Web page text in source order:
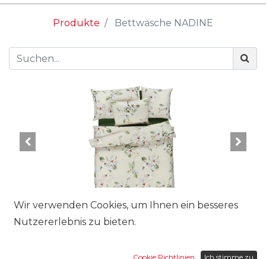
Produkte Bettwäsche NADINE
Wir verwenden Cookies, um Ihnen ein besseres
Nutzererlebnis zu bieten.
Cookie Richtlinien Ich stimme zu